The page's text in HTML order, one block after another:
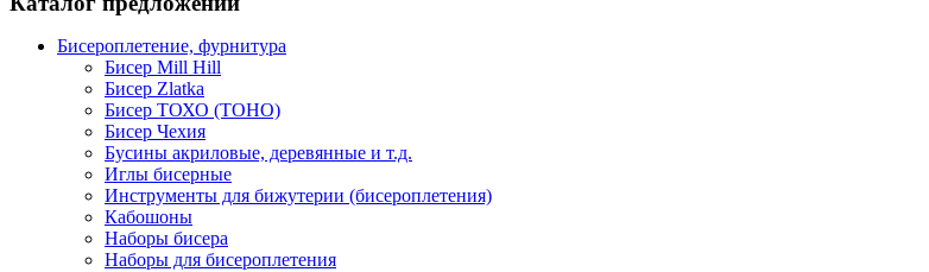
Бисероплетение, фурнитура
Бисер Mill Hill
Бисер Zlatka
Бисер ТОХО (TOHO)
Бисер Чехия
Бусины акриловые, деревянные и т.д.
Иглы бисерные
Инструменты для бижутерии (бисероплетения)
Кабошоны
Наборы бисера
Наборы для бисероплетения